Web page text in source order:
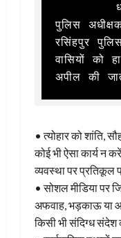
पुलिस
रसिंहपुर
वासियों को
अपील की
• त्योहार को शांति,
कोई भी ऐसा कार्य न
व्यवस्था पर प्रतिकूल
• सोशल मीडिया पर
अफवाह, भड़काऊ या
किसी भी संदिग्ध संदेश